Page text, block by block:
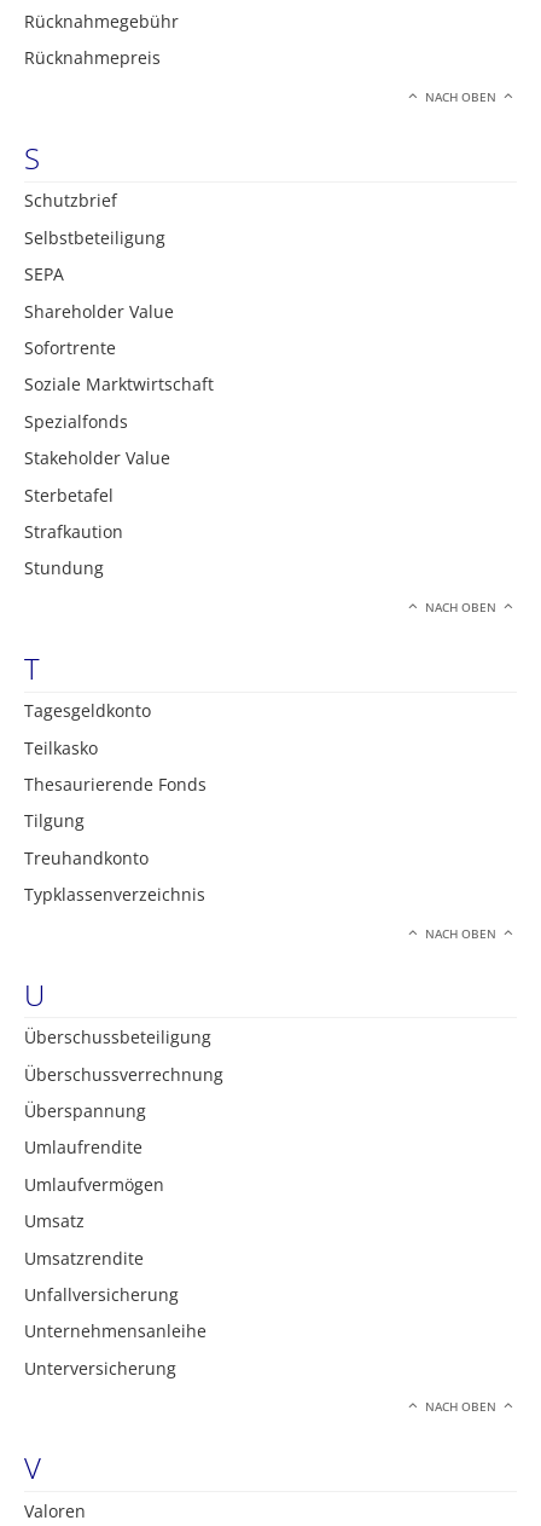
Rücknahmegebühr
Rücknahmepreis
NACH OBEN
S
Schutzbrief
Selbstbeteiligung
SEPA
Shareholder Value
Sofortrente
Soziale Marktwirtschaft
Spezialfonds
Stakeholder Value
Sterbetafel
Strafkaution
Stundung
NACH OBEN
T
Tagesgeldkonto
Teilkasko
Thesaurierende Fonds
Tilgung
Treuhandkonto
Typklassenverzeichnis
NACH OBEN
U
Überschussbeteiligung
Überschussverrechnung
Überspannung
Umlaufrendite
Umlaufvermögen
Umsatz
Umsatzrendite
Unfallversicherung
Unternehmensanleihe
Unterversicherung
NACH OBEN
V
Valoren